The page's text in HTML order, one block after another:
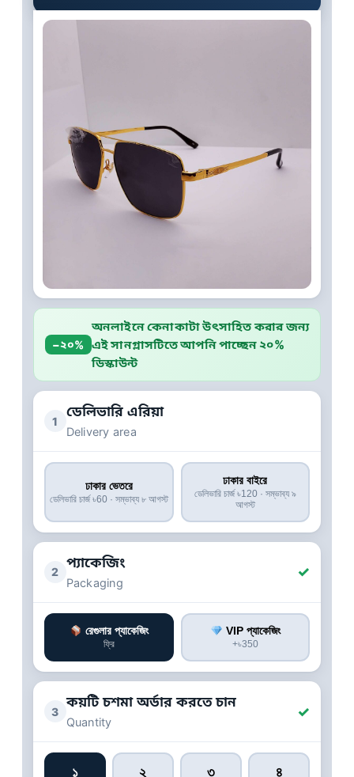
−২০%
অনলাইনে কেনাকাটা উৎসাহিত করার জন্য
এই সানগ্লাসটিতে আপনি পাচ্ছেন ২০%
ডিস্কাউন্ট
1
ডেলিভারি এরিয়া
Delivery area
ঢাকার ভেতরে
ডেলিভারি চার্জ ৳60 · সম্ভাব্য ৮ আগস্ট
ঢাকার বাইরে
ডেলিভারি চার্জ ৳120 · সম্ভাব্য ৯
আগস্ট
2
প্যাকেজিং
Packaging
✓
রেগুলার প্যাকেজিং
ফ্রি
VIP প্যাকেজিং
+৳350
3
কয়টি চশমা অর্ডার করতে চান
Quantity
✓
১ ২ ৩ ৪